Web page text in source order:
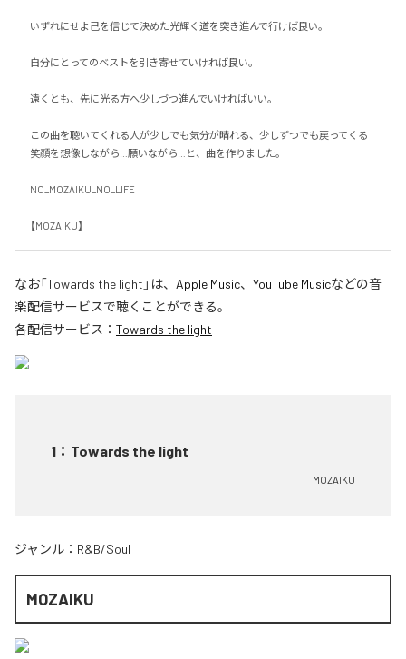
いずれにせよ己を信じて決めた光輝く道を突き進んで行けば良い。
自分にとってのベストを引き寄せていければ良い。
遠くとも、先に光る方へ少しづつ進んでいければいい。
この曲を聴いてくれる人が少しでも気分が晴れる、少しずつでも戻ってくる
笑顔を想像しながら…願いながら…と、曲を作りました。
NO_MOZAIKU_NO_LIFE
【MOZAIKU】
なお「Towards the light 」は、 Apple Music、 YouTube Musicなどの音
楽配信サービスで聴くことができる。
各配信サービス： Towards the light
1 ： Towards the light
MOZAIKU
ジャンル： R&B/Soul
MOZAIKU